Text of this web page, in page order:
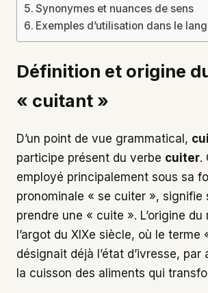
Synonymes et nuances de sens
Exemples d’utilisation dans le
Définition et origine
« cuitant »
D’un point de vue grammatical,
participe présent du verbe cuiter.
employé principalement sous sa
pronominale « se cuiter », signifie
prendre une « cuite ». L’origine
l’argot du XIXe siècle, où le terme
désignait déjà l’état d’ivresse, par
la cuisson des aliments qui